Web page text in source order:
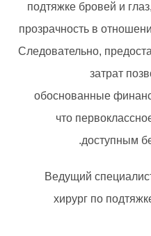
подтяжке бровей и
прозрачность в
Следовательно,
затрат
обоснованные
что
доступным
Ведущий
хирург по